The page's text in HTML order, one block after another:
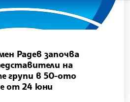
Радев започва
на
групи в 50-ото
от 24 юни